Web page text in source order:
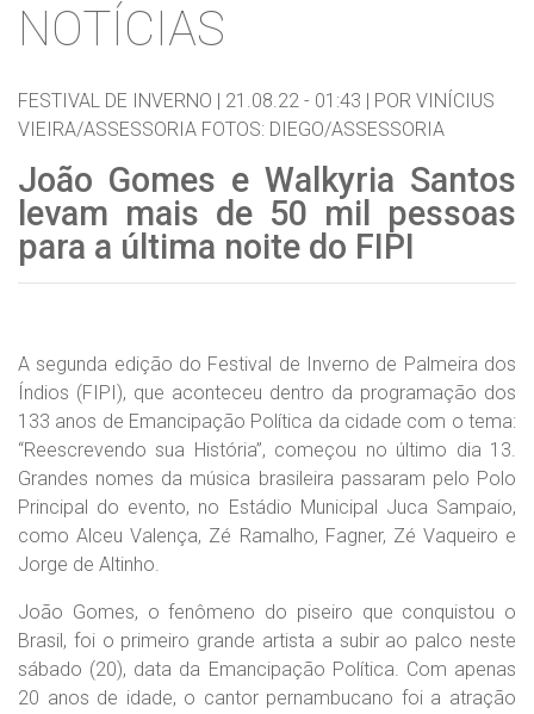
NOTÍCIAS
FESTIVAL DE INVERNO | 21.08.22 - 01:43 | POR VINÍCIUS
VIEIRA/ASSESSORIA FOTOS: DIEGO/ASSESSORIA
João Gomes e Walkyria Santos
levam mais de 50 mil pessoas
para a última noite do FIPI
A segunda edição do Festival de Inverno de Palmeira dos
Índios (FIPI), que aconteceu dentro da programação dos
133 anos de Emancipação Política da cidade com o tema:
“Reescrevendo sua História”, começou no último dia 13.
Grandes nomes da música brasileira passaram pelo Polo
Principal do evento, no Estádio Municipal Juca Sampaio,
como Alceu Valença, Zé Ramalho, Fagner, Zé Vaqueiro e
Jorge de Altinho.
João Gomes, o fenômeno do piseiro que conquistou o
Brasil, foi o primeiro grande artista a subir ao palco neste
sábado (20), data da Emancipação Política. Com apenas
20 anos de idade, o cantor pernambucano foi a atração